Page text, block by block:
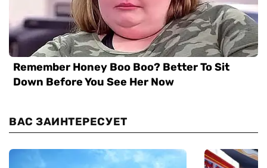
ВАС ЗАИНТЕРЕСУЕТ